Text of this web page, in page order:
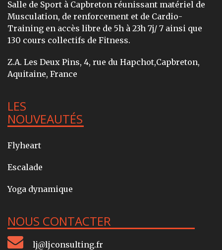
Salle de Sport à Capbreton réunissant matériel de
Musculation, de renforcement et de Cardio-
Training en accès libre de 5h à 23h 7j/ 7 ainsi que
130 cours collectifs de Fitness.
Z.A. Les Deux Pins, 4, rue du Hapchot,Capbreton,
Aquitaine, France
LES
NOUVEAUTÉS
Flyheart
Escalade
Yoga dynamique
NOUS CONTACTER
lj@ljconsulting.fr